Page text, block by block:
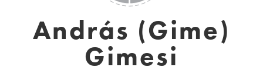
András (Gime)
Gimesi